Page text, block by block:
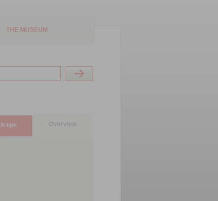
THE MUSEUM
tips Overview